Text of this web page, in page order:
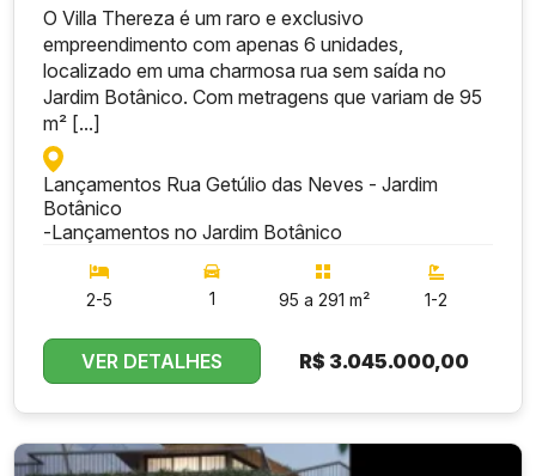
O Villa Thereza é um raro e exclusivo
empreendimento com apenas 6 unidades,
localizado em uma charmosa rua sem saída no
Jardim Botânico. Com metragens que variam de 95
m² [...]
Lançamentos Rua Getúlio das Neves - Jardim
Botânico
-Lançamentos no Jardim Botânico
2-5 1 95 a 291 m² 1-2
VER DETALHES R$ 3.045.000,00